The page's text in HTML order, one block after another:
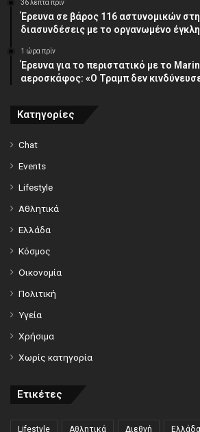
36 λεπτά πρίν
Έρευνα σε βάρος 116 αστυνομικών
διασυνδέσεις με το οργανωμένο
1 ώρα πρίν
Έρευνα για το περιστατικό με το
αεροσκάφος: «Ο Τραμπ δεν
Κατηγορίες
Chat
Events
Lifestyle
Αθλητικά
Ελλάδα
Κόσμος
Οικονομία
Πολιτική
Υγεία
Χρήσιμα
Χωρίς κατηγορία
Ετικέτες
Lifestyle Αθλητικά Διεθνή Ελλάδα